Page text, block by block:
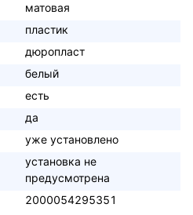
матовая
пластик
дюропласт
белый
есть
да
уже установлено
установка не
предусмотрена
2000054295351